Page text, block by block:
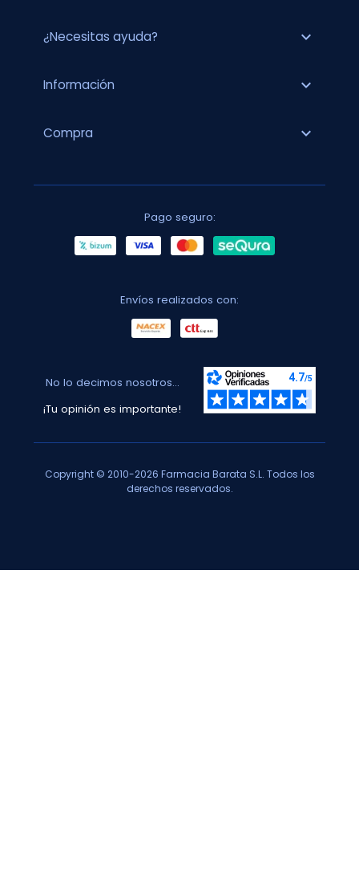
¿Necesitas ayuda? expand_more
Información expand_more
Compra expand_more
Pago seguro:
Envíos realizados con:
No lo decimos nosotros...
¡Tu opinión es importante!
Copyright © 2010-2026 Farmacia Barata S.L. Todos los
derechos reservados.